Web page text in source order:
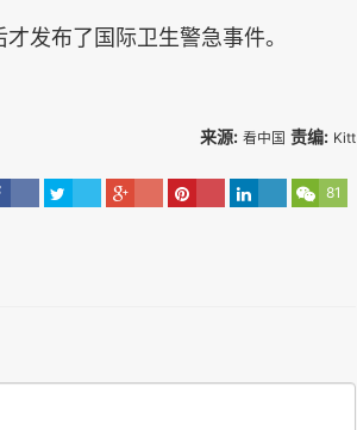
才发布了 国际卫生警急事件。
来源: 看中国 责编: Kitt
81